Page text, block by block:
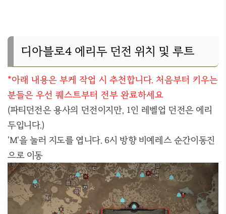
디아블로4 에리두 던전 위치 및 루트
*아래 내용은 부케 작업 시 추천합니다. 처음부터 키우는
분들은 우선 퀘스트부터 전부 완료하세요
(파티던전은 용사의 던전이지만, 1인 레벨업 던전은 에리
두입니다.)
'M'을 눌러 지도를 엽니다. 6시 방향 비예레스 순간이동진
으로 이동